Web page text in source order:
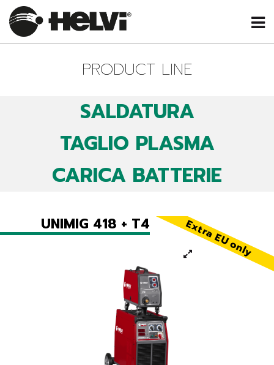
PRODUCT LINE
SALDATURA
TAGLIO PLASMA
CARICA BATTERIE
Extra EU only
UNIMIG 418 + T4